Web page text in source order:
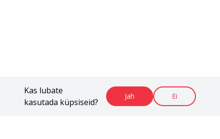
Kas lubate
kasutada küpsiseid?
Jah Ei